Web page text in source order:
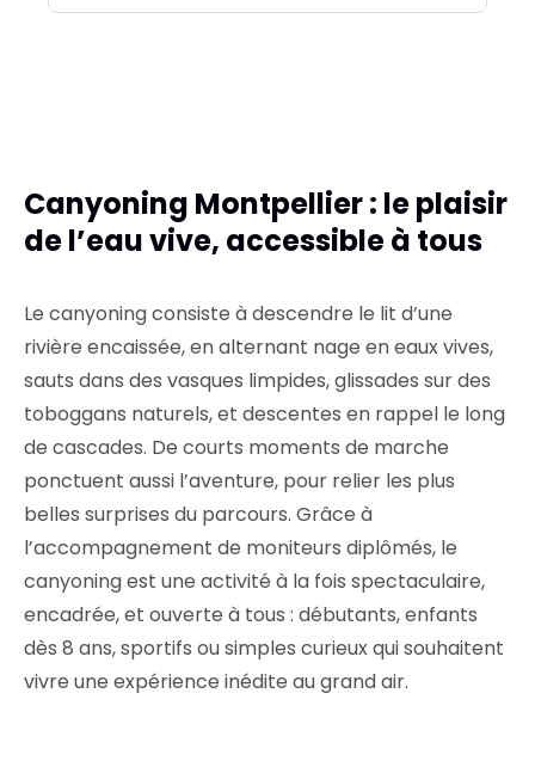
Canyoning Montpellier : le plaisir
de l’eau vive, accessible à tous
Le canyoning consiste à descendre le lit d’une
rivière encaissée, en alternant nage en eaux vives,
sauts dans des vasques limpides, glissades sur des
toboggans naturels, et descentes en rappel le long
de cascades. De courts moments de marche
ponctuent aussi l’aventure, pour relier les plus
belles surprises du parcours. Grâce à
l’accompagnement de moniteurs diplômés, le
canyoning est une activité à la fois spectaculaire,
encadrée, et ouverte à tous : débutants, enfants
dès 8 ans, sportifs ou simples curieux qui souhaitent
vivre une expérience inédite au grand air.